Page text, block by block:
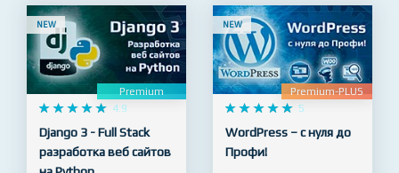
NEW
Premium
    
     4.9
NEW
Premium-PLUS
  
  